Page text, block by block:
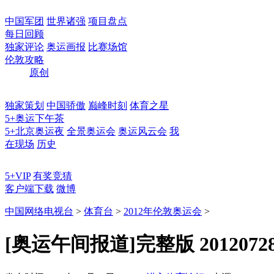
中国军团 世界诸强 项目盘点
每日回顾
独家评论 奥运画报 比赛场馆
伦敦攻略
原创
独家策划 中国骄傲 巅峰时刻 体育之星
5+奥运下午茶
5+北京奥运夜 全景奥运会 奥运风云会 我
在现场 历史
5+VIP 有奖竞猜
客户端下载 微博
中国网络电视台 > 体育台 > 2012年伦敦奥运会 >
[奥运午间报道]完整版